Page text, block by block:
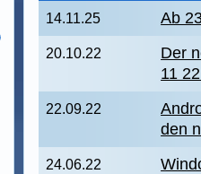
14.11.25
Ab
20.10.22
Der
11
22.09.22
den
24.06.22